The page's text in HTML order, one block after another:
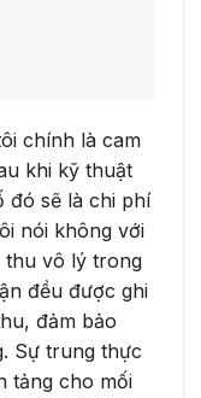
chính là cam
khi kỹ thuật
đó sẽ là chi phí
nói không với
thu vô lý trong
đều được ghi
đảm bảo
Sự trung thực
tảng cho mối